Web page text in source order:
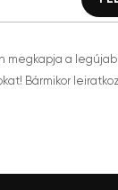
megkapja a
Bármikor